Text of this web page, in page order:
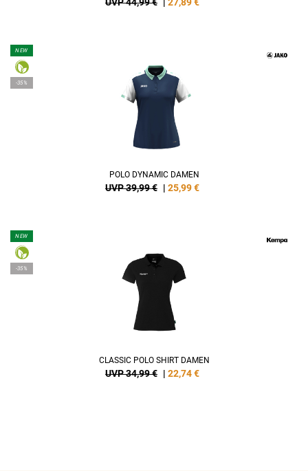
UVP 44,99 € 27,89€
NEW
-35%
POLO DYNAMIC DAMEN
UVP 39,99 € | 25,99€
NEW
-35%
CLASSIC POLO SHIRT DAMEN
UVP 34,99 € | 22,74€